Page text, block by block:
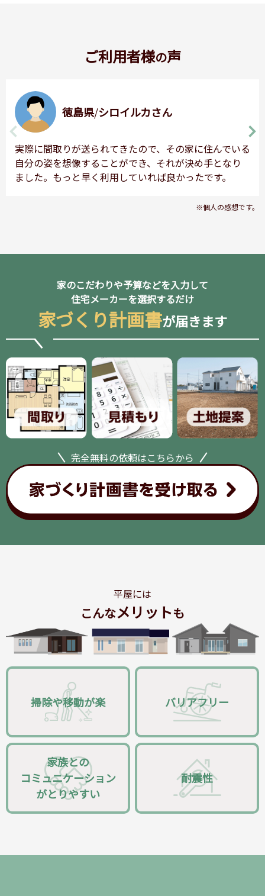
ご利用者様の声
徳島県/シロイルカさん
実際に間取りが送られてきたので、その家に住んでいる
自分の姿を想像することができ、それが決め手となり
ました。もっと早く利用していれば良かったです。
※個人の感想です。
家のこだわりや予算などを入力して
住宅メーカーを選択するだけ
家づくり計画書が届きます
完全無料の依頼はこちらから
平屋には
こんなメリットも
掃除や移動が楽 バリアフリー
家族との
コミュニケーション
がとりやすい
耐震性